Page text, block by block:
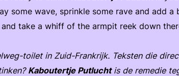
some wave, sprinkle some rave and add
take a whiff of the armpit reek down
toilet in Zuid-Frankrijk. Teksten die
Kaboutertje Putluchtis de remedie